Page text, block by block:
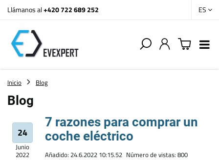
Llámanos al+420 722 689 252 ES
Inicio Blog
Blog
24
Junio
2022
7 razones para comprar un
coche eléctrico
Añadido: 24.6.2022 10:15.52 Número de vistas: 800